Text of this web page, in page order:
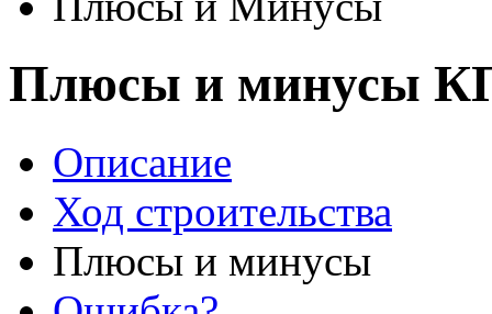
Плюсы и минусы
Описание
Ход строительства
Плюсы и минусы